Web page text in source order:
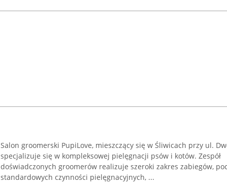
Salon groomerski PupiLove, mieszczący się w Śliwicach przy ul.
specjalizuje się w kompleksowej pielęgnacji psów i kotów. Zespół
doświadczonych groomerów realizuje szeroki zakres zabiegów,
standardowych czynności pielęgnacyjnych, ...